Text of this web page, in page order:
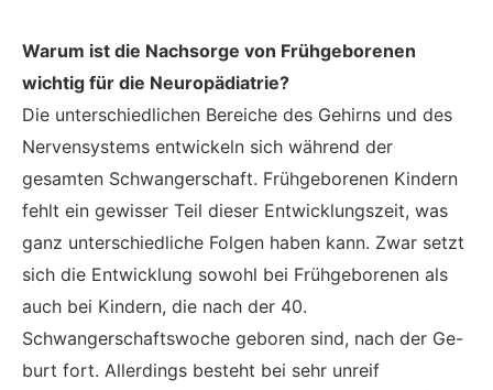
Warum ist die Nachsorge von Frühgeborenen
wichtig für die Neuropädiatrie?
Die unterschiedlichen Bereiche des Gehirns und des
Nervensystems entwickeln sich während der
gesamten Schwangerschaft. Frühgeborenen Kindern
fehlt ein gewisser Teil dieser Entwicklungszeit, was
ganz unterschiedliche Folgen haben kann. Zwar setzt
sich die Entwicklung sowohl bei Frühgeborenen als
auch bei Kindern, die nach der 40.
Schwangerschaftswoche geboren sind, nach der Ge-
burt fort. Allerdings besteht bei sehr unreif